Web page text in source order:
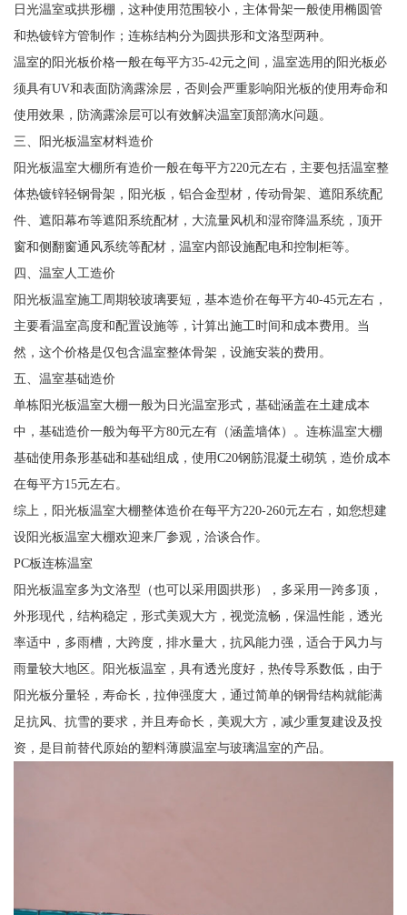
日光温室或拱形棚，这种使用范围较小，主体骨架一般使用椭圆管
和热镀锌方管制作；连栋结构分为圆拱形和文洛型两种。
温室的阳光板价格一般在每平方35-42元之间，温室选用的阳光板必
须具有UV和表面防滴露涂层，否则会严重影响阳光板的使用寿命和
使用效果，防滴露涂层可以有效解决温室顶部滴水问题。
三、阳光板温室材料造价
阳光板温室大棚所有造价一般在每平方220元左右，主要包括温室整
体热镀锌轻钢骨架，阳光板，铝合金型材，传动骨架、遮阳系统配
件、遮阳幕布等遮阳系统配材，大流量风机和湿帘降温系统，顶开
窗和侧翻窗通风系统等配材，温室内部设施配电和控制柜等。
四、温室人工造价
阳光板温室施工周期较玻璃要短，基本造价在每平方40-45元左右，
主要看温室高度和配置设施等，计算出施工时间和成本费用。当
然，这个价格是仅包含温室整体骨架，设施安装的费用。
五、温室基础造价
单栋阳光板温室大棚一般为日光温室形式，基础涵盖在土建成本
中，基础造价一般为每平方80元左有（涵盖墙体）。连栋温室大棚
基础使用条形基础和基础组成，使用C20钢筋混凝土砌筑，造价成本
在每平方15元左右。
综上，阳光板温室大棚整体造价在每平方220-260元左右，如您想建
设阳光板温室大棚欢迎来厂参观，洽谈合作。
PC板连栋温室
阳光板温室多为文洛型（也可以采用圆拱形），多采用一跨多顶，
外形现代，结构稳定，形式美观大方，视觉流畅，保温性能，透光
率适中，多雨槽，大跨度，排水量大，抗风能力强，适合于风力与
雨量较大地区。阳光板温室，具有透光度好，热传导系数低，由于
阳光板分量轻，寿命长，拉伸强度大，通过简单的钢骨结构就能满
足抗风、抗雪的要求，并且寿命长，美观大方，减少重复建设及投
资，是目前替代原始的塑料薄膜温室与玻璃温室的产品。